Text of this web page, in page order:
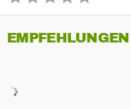
EMPFEHLUNGEN